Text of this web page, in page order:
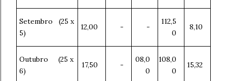
Setembro (25 x
5)
12,00 - -
112,5
0
8,10
Outubro (25 x
6)
17,50 -
08,0
0
108,0
0
15,32